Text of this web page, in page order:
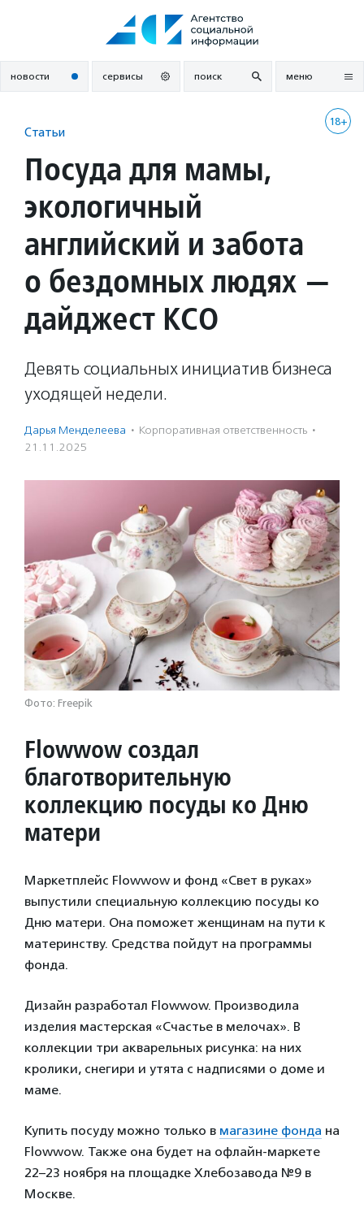
новости сервисы поиск меню
18+
Статьи
Посуда для мамы,
экологичный
английский и забота
о бездомных людях —
дайджест КСО
Девять социальных инициатив бизнеса
уходящей недели.
Дарья Менделеева · Корпоративная ответственность ·
21.11.2025
Фото: Freepik
Flowwow создал
благотворительную
коллекцию посуды ко Дню
матери
Маркетплейс Flowwow и фонд «Свет в руках»
выпустили специальную коллекцию посуды ко
Дню матери. Она поможет женщинам на пути к
материнству. Средства пойдут на программы
фонда.
Дизайн разработал Flowwow. Производила
изделия мастерская «Счастье в мелочах». В
коллекции три акварельных рисунка: на них
кролики, снегири и утята с надписями о доме и
маме.
Купить посуду можно только в магазине фонда на
Flowwow. Также она будет на офлайн-маркете
22–23 ноября на площадке Хлебозавода №9 в
Москве.